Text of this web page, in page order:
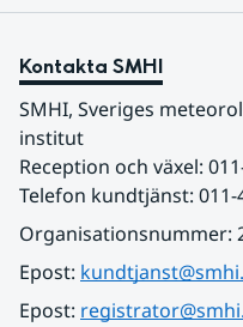
Kontakta SMHI
SMHI, Sveriges
institut
Reception och växel:
Telefon kundtjänst: 011-
Organisationsnummer:
Epost:
Epost: